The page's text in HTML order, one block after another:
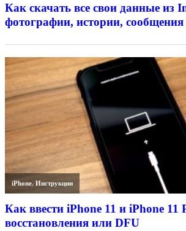
Как скачать все свои данные из
фотографии, истории, сообщения
iPhone,Инструкции
Как ввести iPhone 11 и iPhone 11
восстановления или DFU